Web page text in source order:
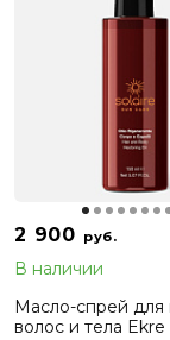
2 900 руб.
В наличии
Масло-спрей для
волос и тела Ekre